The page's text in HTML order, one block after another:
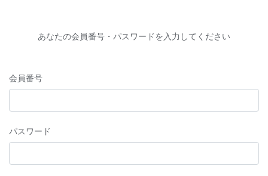
あなたの会員番号・パスワードを入力してください
会員番号
パスワード